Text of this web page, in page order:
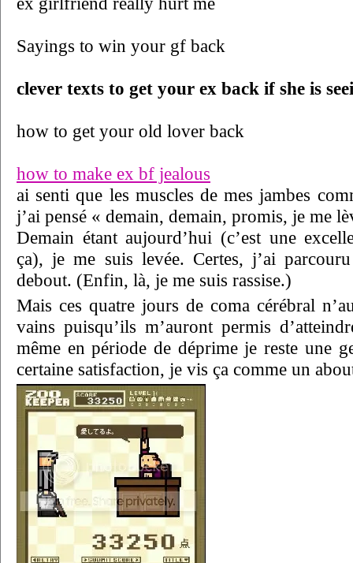
Sayings to win your gf back
clever texts to get your ex back if she is
how to get your old lover back
how to make ex bf jealous
ai senti que les muscles de mes jambes
j’ai pensé « demain, demain, promis, je me
Demain étant aujourd’hui (c’est une
ça), je me suis levée. Certes, j’ai
debout. (Enfin, là, je me suis rassise.)
Mais ces quatre jours de coma cérébral
vains puisqu’ils m’auront permis
même en période de déprime je reste une
certaine satisfaction, je vis ça comme un